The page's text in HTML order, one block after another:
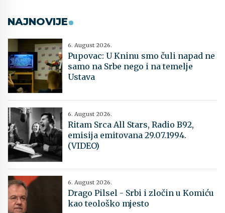
NAJNOVIJE
6. August 2026.
Pupovac: U Kninu smo čuli napad ne
samo na Srbe nego i na temelje
Ustava
6. August 2026.
Ritam Srca All Stars, Radio B92,
emisija emitovana 29.07.1994.
(VIDEO)
6. August 2026.
Drago Pilsel - Srbi i zločin u Komiću
kao teološko mjesto